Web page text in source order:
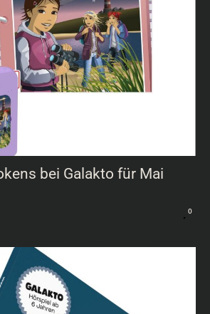
bei Galakto für Mai
0